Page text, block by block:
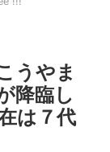
うやま
降臨し
は７代